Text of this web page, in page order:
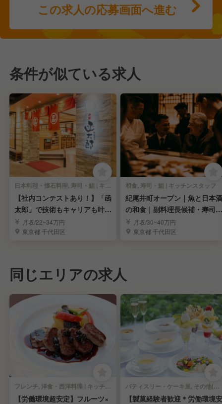
この求人の応募画面へ進む
条件が似ている求人
日本料理・懐石料理, 寿司・鮨 | キッチンスタッフ
【社内コンテストあり！】「函
太郎」で技術もキャリアも叶え
る！積極募集中！
月収/22~34万円
東京都 千代田区
和食, 寿司・鮨 | キッチンスタッフ
紀尾井町オープン｜魚と日本酒
の和食｜副料理長候補・寿司未
経験OK
月収/30~40万円
東京都 千代田区
同じエリアの求人
フレンチ, 洋食・西洋料理 | キッチンスタッフ
【労働環境超安定】フルーツ×
パティスリー・ケーキ屋, その他(料理ジャンル) | キッチンスタッフ
【製菓経験者歓迎＊労働環境安